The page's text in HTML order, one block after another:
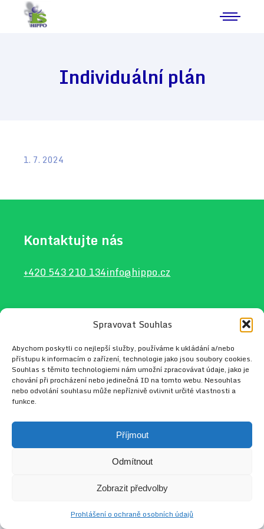
Spravovat Souhlas
Abychom poskytli co nejlepší služby, používáme k ukládání a/nebo
přístupu k informacím o zařízení, technologie jako jsou soubory cookies.
Souhlas s těmito technologiemi nám umožní zpracovávat údaje, jako je
chování při procházení nebo jedinečná ID na tomto webu. Nesouhlas
nebo odvolání souhlasu může nepříznivě ovlivnit určité vlastnosti a
funkce.
Příjmout
Odmítnout
Zobrazit předvolby
Prohlášení o ochraně osobních údajů
Individuální plán
1. 7. 2024
Kontaktujte nás
+420 543 210 134info@hippo.cz
Radek Tejkl